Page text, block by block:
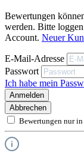
Bewertungen
werden. Bitte
Account. Neuer
E-Mail-Adresse
Passwort
Ich habe mein
Anmelden
Abbrechen
Bewertungen nur